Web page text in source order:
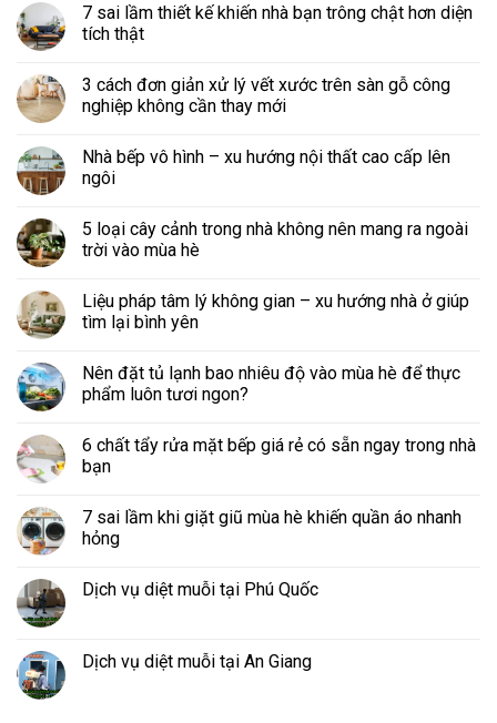
7 sai lầm thiết kế khiến nhà bạn trông chật hơn diện
tích thật
3 cách đơn giản xử lý vết xước trên sàn gỗ công
nghiệp không cần thay mới
Nhà bếp vô hình – xu hướng nội thất cao cấp lên
ngôi
5 loại cây cảnh trong nhà không nên mang ra ngoài
trời vào mùa hè
Liệu pháp tâm lý không gian – xu hướng nhà ở giúp
tìm lại bình yên
Nên đặt tủ lạnh bao nhiêu độ vào mùa hè để thực
phẩm luôn tươi ngon?
6 chất tẩy rửa mặt bếp giá rẻ có sẵn ngay trong nhà
bạn
7 sai lầm khi giặt giũ mùa hè khiến quần áo nhanh
hỏng
Dịch vụ diệt muỗi tại Phú Quốc
Dịch vụ diệt muỗi tại An Giang